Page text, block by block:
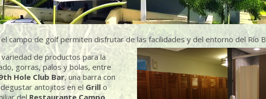
campo de golf permiten disfrutar de las facilidades y del entorno del Río
variedad de productos para la
gorras, palos y bolas, entre
Hole Club Bar, una barra con
antojitos en el Grill o
del Restaurante Campo